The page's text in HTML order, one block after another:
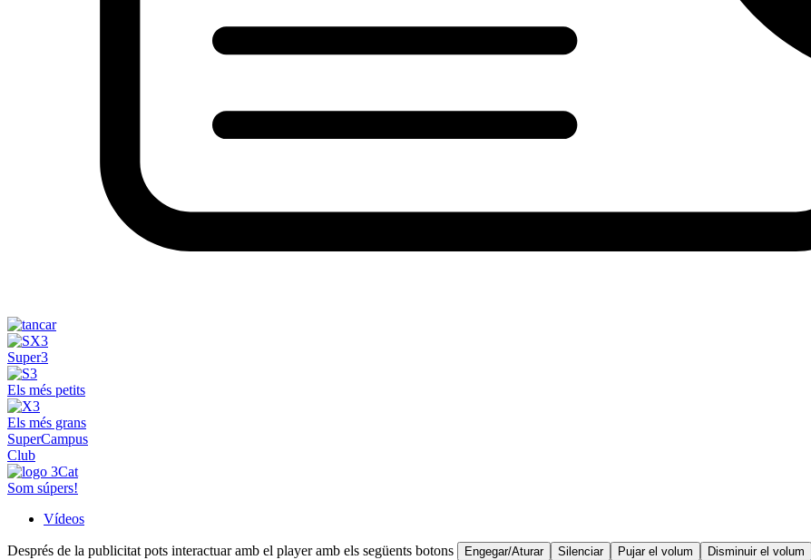
Super3
Els més petits
Els més grans
SuperCampus
Club
Som súpers!
Vídeos
Després de la publicitat pots interactuar amb el player amb els següents botons Engegar/Aturar Silenciar Pujar el volum Disminuir el volum